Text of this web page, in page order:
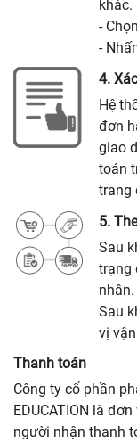
khác.
-
-
4.
Hệ
đơn
giao
toán
trang
5.
Sau
trạng
nhân.
Sau
vị
Thanh toán
Công ty cổ phần
EDUCATION là
người nhận thanh